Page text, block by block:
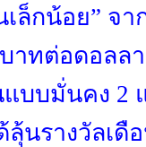
เล็กน้อย” จ
าทต่อดอลล
บบมั่นคง 2
นรางวัลเดื